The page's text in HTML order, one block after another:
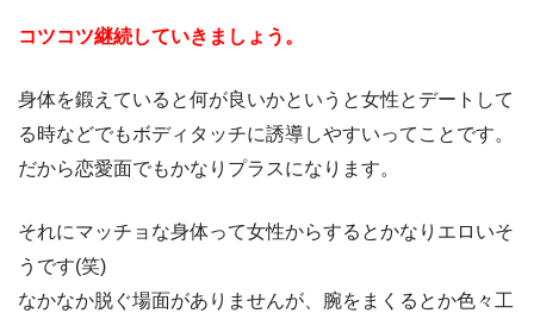
コツコツ継続していきましょう。
身体を鍛えていると何が良いかというと女性とデートして
る時などでもボディタッチに誘導しやすいってことです。
だから恋愛面でもかなりプラスになります。
それにマッチョな身体って女性からするとかなりエロいそ
うです(笑)
なかなか脱ぐ場面がありませんが、腕をまくるとか色々工